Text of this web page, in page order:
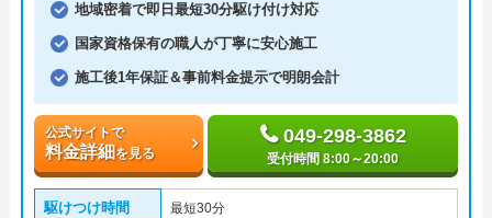
地域密着で即日最短30分駆け付け対応
国家資格保有の職人が丁寧に安心施工
施工後1年保証＆事前料金提示で明朗会計
公式サイトで
料金詳細を見る
049-298-3862
受付時間 8:00～20:00
駆けつけ時間 最短30分